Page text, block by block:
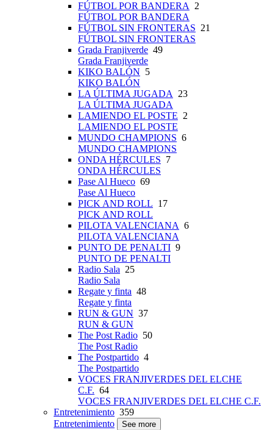
FÚTBOL POR BANDERA
2
FÚTBOL POR BANDERA
FÚTBOL SIN FRONTERAS 21
FÚTBOL SIN FRONTERAS
Grada Franjiverde 49
Grada Franjiverde
KIKO BALÓN 5
KIKO BALÓN
LA ÚLTIMA JUGADA
23
LA ÚLTIMA JUGADA
LAMIENDO EL POSTE 2
LAMIENDO EL POSTE
MUNDO CHAMPIONS 6
MUNDO CHAMPIONS
ONDA HÉRCULES 7
ONDA HÉRCULES
Pase Al Hueco 69
Pase Al Hueco
PICK AND ROLL 17
PICK AND ROLL
PILOTA VALENCIANA 6
PILOTA VALENCIANA
PUNTO DE PENALTI 9
PUNTO DE PENALTI
Radio Sala 25
Radio Sala
Regate y finta 48
Regate y finta
RUN & GUN 37
RUN & GUN
The Post Radio 50
The Post Radio
The Postpartido 4
The Postpartido
VOCES FRANJIVERDES DEL ELCHE
C.F. 64
VOCES FRANJIVERDES DEL ELCHE C.F.
Entretenimiento 359
Entretenimiento
See more